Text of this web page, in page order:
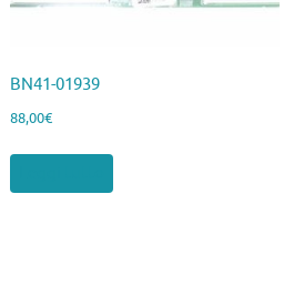
BN41-01939
88,00€